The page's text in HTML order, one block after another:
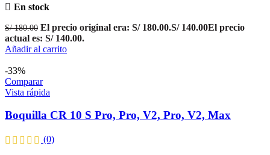
En stock
S/180.00 El precio original era: S/ 180.00.S/140.00El precio
actual es: S/ 140.00.
Añadir al carrito
-33%
Comparar
Vista rápida
Boquilla CR 10 S Pro, Pro, V2, Pro, V2, Max
(0)